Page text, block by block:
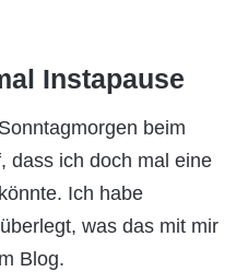
Instapause
beim
dass ich doch mal eine
Ich habe
was das mit mir
Blog.